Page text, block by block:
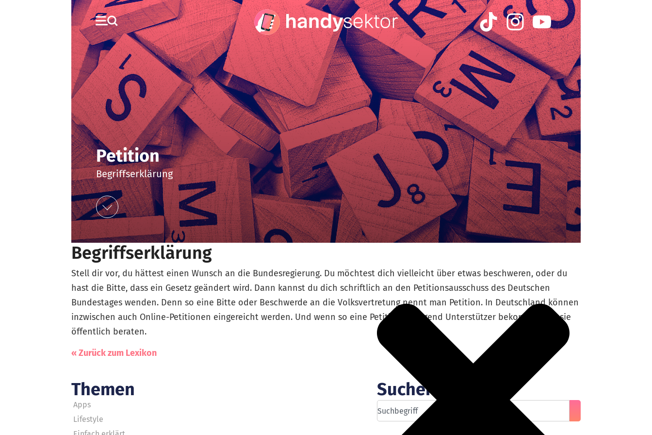
Petition
Begriffserklärung
Begriffserklärung
Stell dir vor, du hättest einen Wunsch an die Bundesregierung. Du möchtest dich vielleicht über etwas beschweren, oder du
hast die Bitte, dass ein Gesetz geändert wird. Dann kannst du dich schriftlich an den Petitionsausschuss des Deutschen
Bundestages wenden. Denn so eine Bitte oder Beschwerde an die Volksvertretung nennt man Petition. In Deutschland können
inzwischen auch Online-Petitionen eingereicht werden. Und wenn so eine Petition genügend Unterstützer bekommt, wird sie
öffentlich beraten.
« Zurück zum Lexikon
Themen
Apps
Lifestyle
Suchen